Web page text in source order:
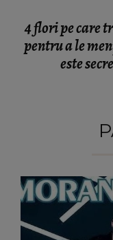
4 flori pe care
pentru a le
este